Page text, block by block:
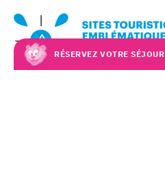
RÉSERVEZ VOTRE SÉJOUR